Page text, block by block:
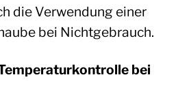
die Verwendung einer
bei Nichtgebrauch.
bei